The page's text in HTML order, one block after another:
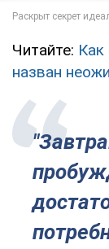
Читайте: Как
назван